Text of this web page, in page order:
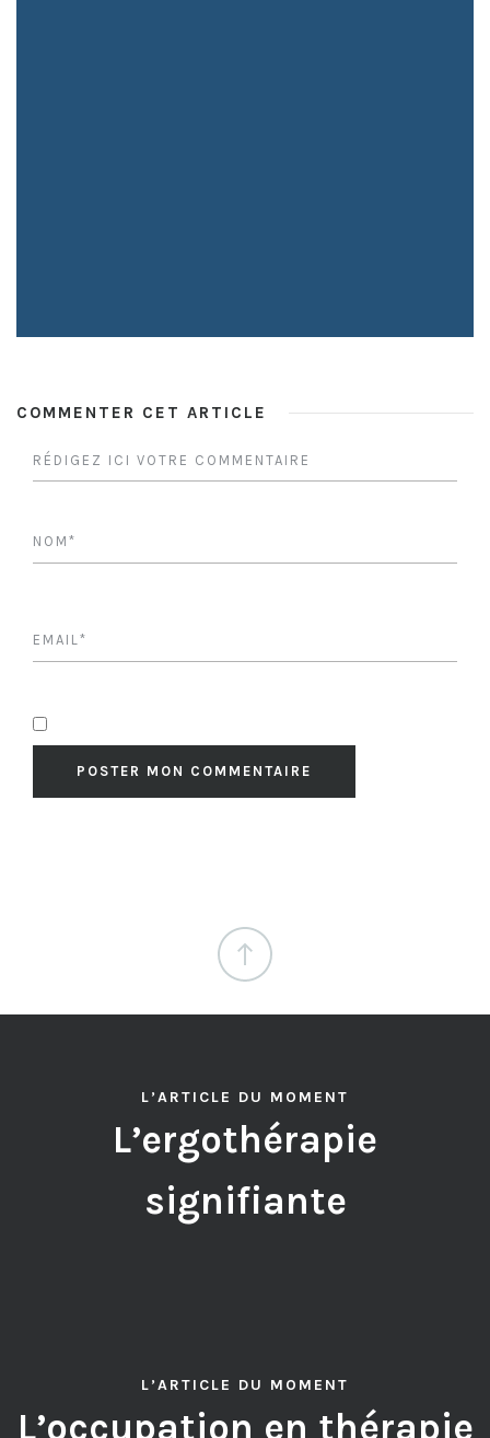
COMMENTER CET ARTICLE
L’ARTICLE DU MOMENT
L’ergothérapie
signifiante
L’ARTICLE DU MOMENT
L’occupation en thérapie